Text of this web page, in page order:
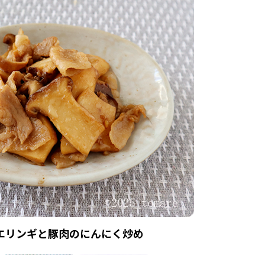
リンギと豚肉のにんにく炒め